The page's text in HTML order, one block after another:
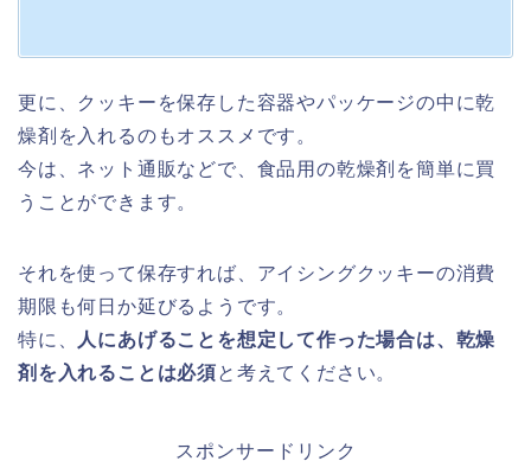
更に、クッキーを保存した容器やパッケージの中に乾
燥剤を入れるのもオススメです。
今は、ネット通販などで、食品用の乾燥剤を簡単に買
うことができます。
それを使って保存すれば、アイシングクッキーの消費
期限も何日か延びるようです。
特に、
人にあげることを想定して作った場合は、乾燥
剤を入れることは必須と考えてください。
スポンサードリンク